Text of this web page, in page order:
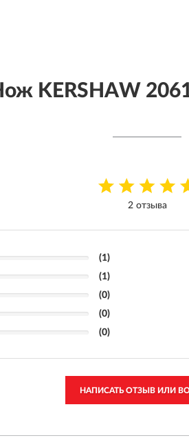
KERSHAW
2 отзыва
(1)
(1)
(0)
(0)
(0)
НАПИСАТЬ ОТЗЫВ ИЛИ